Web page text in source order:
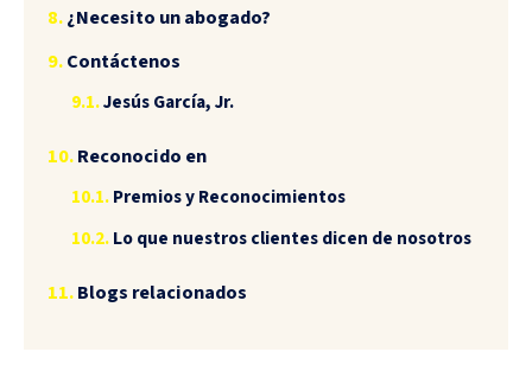
¿Necesito un abogado?
Contáctenos
Jesús García, Jr.
Reconocido en
Premios y Reconocimientos
Lo que nuestros clientes dicen de nosotros
Blogs relacionados